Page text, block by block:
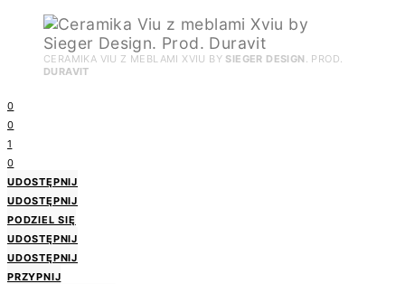
CERAMIKA VIU Z MEBLAMI XVIU BY SIEGER DESIGN . PROD.
DURAVIT
0
0
1
0
UDOSTĘPNIJ
UDOSTĘPNIJ
PODZIEL SIĘ
UDOSTĘPNIJ
UDOSTĘPNIJ
PRZYPNIJ